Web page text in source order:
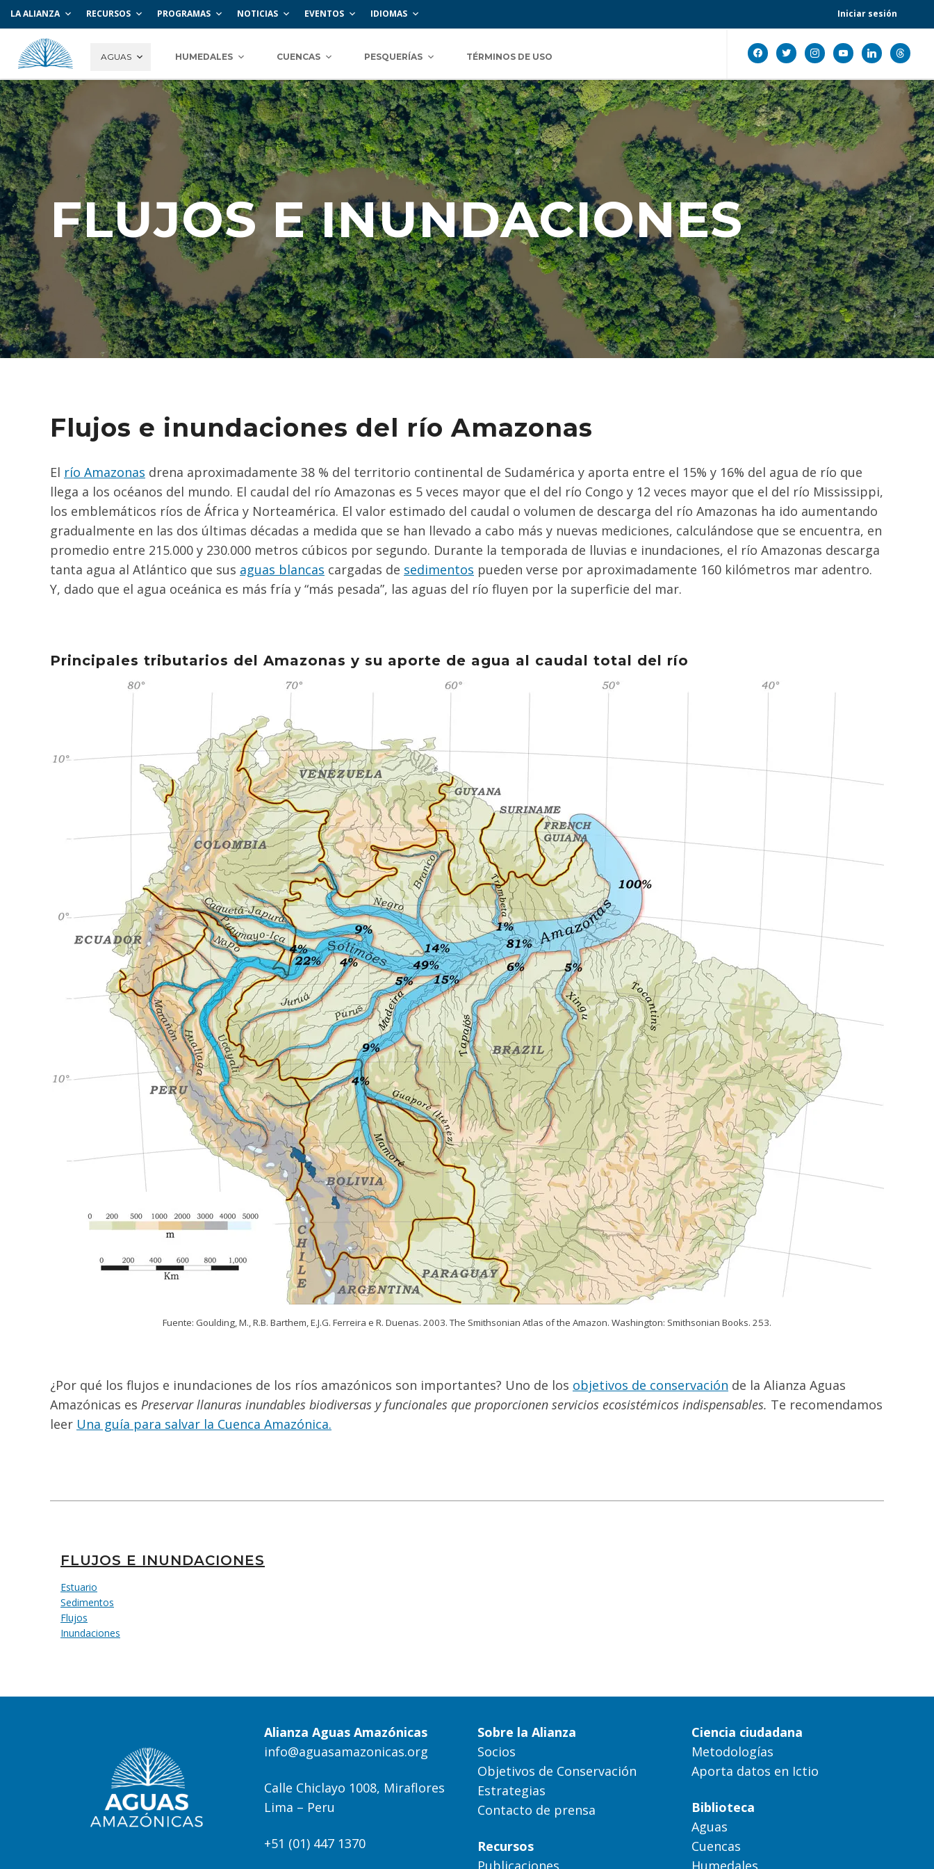
LA ALIANZA RECURSOS PROGRAMAS NOTICIAS EVENTOS IDIOMAS Iniciar sesión
AGUAS HUMEDALES CUENCAS PESQUERÍAS TÉRMINOS DE USO
facebook
twitter instagramyoutubelinkedinthreads
FLUJOS E INUNDACIONES
Flujos e inundaciones del río Amazonas
El río Amazonas drena aproximadamente 38 % del territorio continental de Sudamérica y aporta entre el 15% y 16% del agua de río que
llega a los océanos del mundo. El caudal del río Amazonas es 5 veces mayor que el del río Congo y 12 veces mayor que el del río Mississippi,
los emblemáticos ríos de África y Norteamérica. El valor estimado del caudal o volumen de descarga del río Amazonas ha ido aumentando
gradualmente en las dos últimas décadas a medida que se han llevado a cabo más y nuevas mediciones, calculándose que se encuentra, en
promedio entre 215.000 y 230.000 metros cúbicos por segundo. Durante la temporada de lluvias e inundaciones, el río Amazonas descarga
tanta agua al Atlántico que sus aguas blancas cargadas de sedimentos pueden verse por aproximadamente 160 kilómetros mar adentro.
Y, dado que el agua oceánica es más fría y “más pesada”, las aguas del río fluyen por la superficie del mar.
Principales tributarios del Amazonas y su aporte de agua al caudal total del río
Fuente: Goulding, M., R.B. Barthem, E.J.G. Ferreira e R. Duenas. 2003. The Smithsonian Atlas of the Amazon. Washington: Smithsonian Books. 253.
¿Por qué los flujos e inundaciones de los ríos amazónicos son importantes? Uno de los objetivos de conservación de la Alianza Aguas
Amazónicas es Preservar llanuras inundables biodiversas y funcionales que proporcionen servicios ecosistémicos indispensables. Te recomendamos
leer Una guía para salvar la Cuenca Amazónica.
FLUJOS E INUNDACIONES
Estuario
Sedimentos
Flujos
Inundaciones
Alianza Aguas Amazónicas
info@aguasamazonicas.org
Calle Chiclayo 1008, Miraflores
Lima – Peru
+51 (01) 447 1370
Sobre la Alianza
Socios
Objetivos de Conservación
Estrategias
Contacto de prensa
Recursos
Publicaciones
Ciencia ciudadana
Metodologías
Aporta datos en Ictio
Biblioteca
Aguas
Cuencas
Humedales